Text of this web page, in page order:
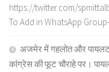
https://twitter.com/
To Add in WhatsApp
अजमेर में गहलोत और
कांग्रेस की फूट चौराहे पर।